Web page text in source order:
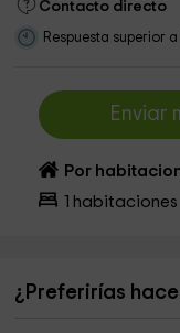
Contacto directo
Respuesta superior a
Enviar
Por
habitaciones
¿Preferirías